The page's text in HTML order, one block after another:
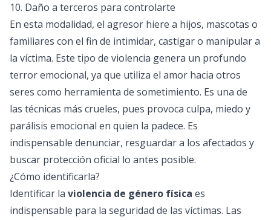
10. Daño a terceros para controlarte
En esta modalidad, el agresor hiere a hijos, mascotas o
familiares con el fin de intimidar, castigar o manipular a
la víctima. Este tipo de violencia genera un profundo
terror emocional, ya que utiliza el amor hacia otros
seres como herramienta de sometimiento. Es una de
las técnicas más crueles, pues provoca culpa, miedo y
parálisis emocional en quien la padece. Es
indispensable denunciar, resguardar a los afectados y
buscar protección oficial lo antes posible.
¿Cómo identificarla?
Identificar la violencia de género física es
indispensable para la seguridad de las víctimas. Las